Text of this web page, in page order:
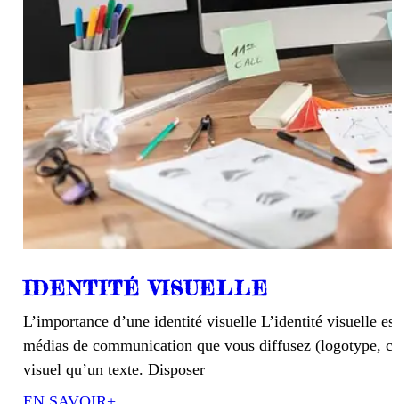
IDENTITÉ VISUELLE
L’importance d’une identité visuelle L’identité visuelle
médias de communication que vous diffusez (logotype,
visuel qu’un texte. Disposer